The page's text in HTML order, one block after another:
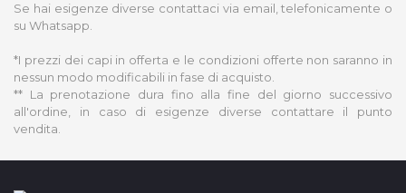
Se hai esigenze diverse contattaci via email, telefonicamente o
su Whatsapp.
*I prezzi dei capi in offerta e le condizioni offerte non saranno in
nessun modo modificabili in fase di acquisto.
** La prenotazione dura fino alla fine del giorno successivo
all'ordine, in caso di esigenze diverse contattare il punto
vendita.